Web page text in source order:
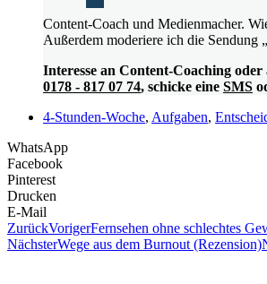
Content-Coach und Medienmacher.
Außerdem moderiere ich die
Interesse an Content-Coaching
0178 - 817 07 74, schicke eine SMS
4-Stunden-Woche, Aufgaben,
WhatsApp
Facebook
Pinterest
Drucken
E-Mail
ZurückVorigerFernsehen ohne schlechtes
NächsterWege aus dem Burnout (Rezension)